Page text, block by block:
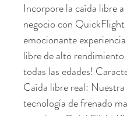
Incorpore la caída libre a
negocio con QuickFlight
emocionante
libre de alto rendimiento
todas las edades!
Caída libre real: Nuestra
tecnología de frenado